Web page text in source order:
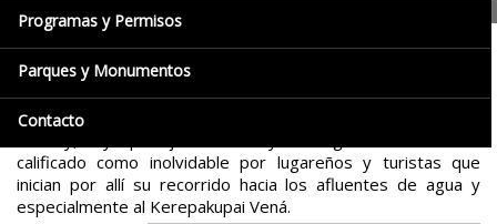
Programas y Permisos
Parques y Monumentos
Contacto
Prensa Inparques/ Ciudad Bolívar, 28/09/2017.-
lugares mayormente visitados para acceder a los saltos de
atractivo turístico en el Parque Nacional Canaima, es la Isla
calificado como inolvidable por lugareños y turistas que
inician por allí su recorrido hacia los afluentes de agua y
especialmente al Kerepakupai Vená.